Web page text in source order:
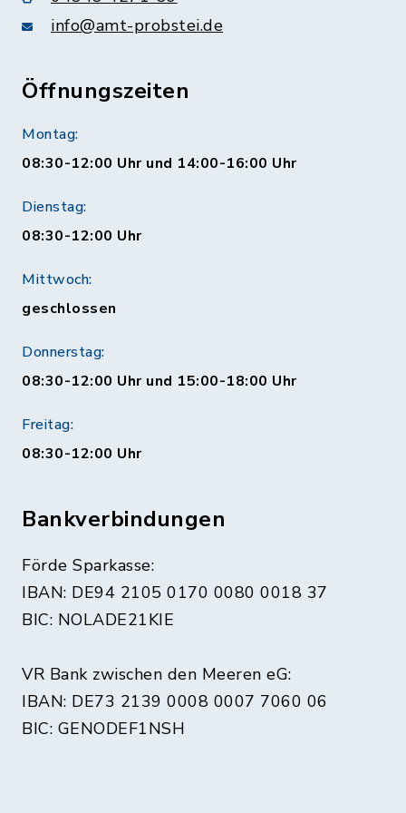
info@amt-probstei.de
Öffnungszeiten
Montag:
08:30-12:00 Uhr und 14:00-16:00 Uhr
Dienstag:
08:30-12:00 Uhr
Mittwoch:
geschlossen
Donnerstag:
08:30-12:00 Uhr und 15:00-18:00 Uhr
Freitag:
08:30-12:00 Uhr
Bankverbindungen
Förde Sparkasse:
IBAN: DE94 2105 0170 0080 0018 37
BIC: NOLADE21KIE
VR Bank zwischen den Meeren eG:
IBAN: DE73 2139 0008 0007 7060 06
BIC: GENODEF1NSH